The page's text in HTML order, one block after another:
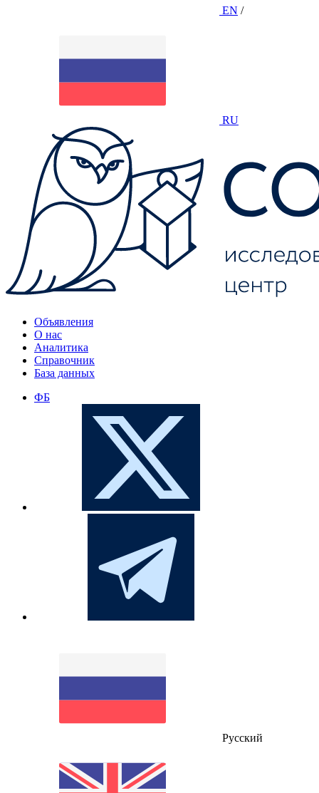
EN /
RU
Объявления
О нас
Аналитика
Справочник
База данных
ФБ
Русский